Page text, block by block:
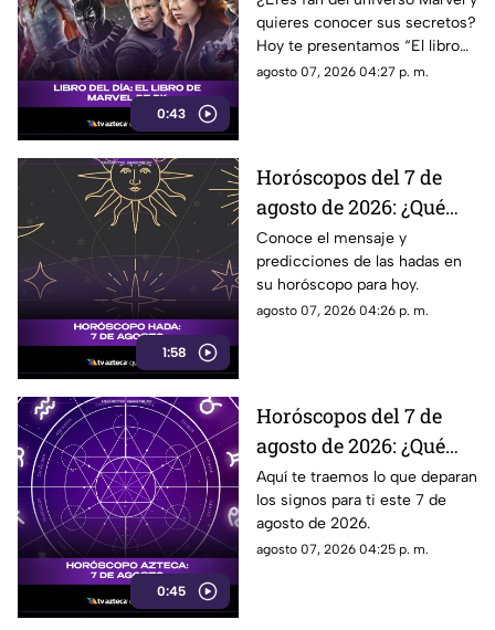
0:43
quieres conocer sus secretos?
Hoy te presentamos “El libro
de Marvel de DK”, una guía
agosto 07, 2026 04:27 p. m.
1:58
Horóscopos del 7 de
agosto de 2026: ¿Qué
revelan las hadas hoy?
Conoce el mensaje y
predicciones de las hadas en
su horóscopo para hoy.
agosto 07, 2026 04:26 p. m.
0:45
Horóscopos del 7 de
agosto de 2026: ¿Qué
revelan los aztecas
hoy?
Aquí te traemos lo que deparan
los signos para ti este 7 de
agosto de 2026.
agosto 07, 2026 04:25 p. m.